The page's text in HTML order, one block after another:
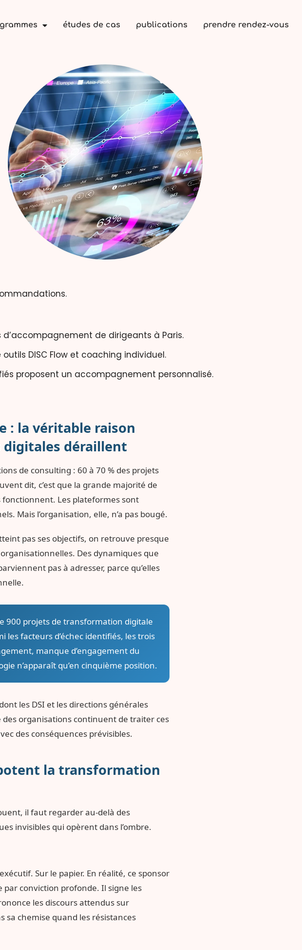
études de cas publications prendre rendez-vous
de dirigeants à Paris.
DISC Flow et coaching individuel.
proposent un accompagnement personnalisé.
: la véritable raison
déraillent
de consulting : 60 à 70 % des projets
dit, c’est que la grande majorité de
fonctionnent. Les plateformes sont
Mais l’organisation, elle, n’a pas bougé.
pas ses objectifs, on retrouve presque
Des dynamiques que
pas à adresser, parce qu’elles
900 projets de transformation digitale
les facteurs d’échec identifiés, les trois
manque d’engagement du
n’apparaît qu’en cinquième position.
les DSI et les directions générales
organisations continuent de traiter ces
des conséquences prévisibles.
la transformation
il faut regarder au-delà des
invisibles qui opèrent dans l’ombre.
Sur le papier. En réalité, ce sponsor
conviction profonde. Il signe les
les discours attendus sur
sa chemise quand les résistances